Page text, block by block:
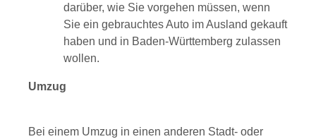
darüber, wie Sie vorgehen müssen, wenn
Sie ein gebrauchtes Auto im Ausland gekauft
haben und in Baden-Württemberg zulassen
wollen.
Umzug
Bei einem Umzug in einen anderen Stadt- oder